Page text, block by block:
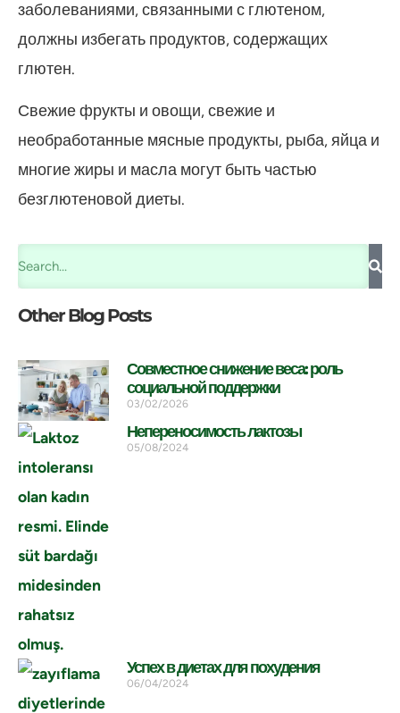
заболеваниями, связанными с глютеном,
должны избегать продуктов, содержащих
глютен.
Свежие фрукты и овощи, свежие и
необработанные мясные продукты, рыба, яйца и
многие жиры и масла могут быть частью
безглютеновой диеты.
Other Blog Posts
Совместное снижение веса: роль
социальной поддержки
03/02/2026
Непереносимость лактозы
05/08/2024
Успех в диетах для похудения
06/04/2024